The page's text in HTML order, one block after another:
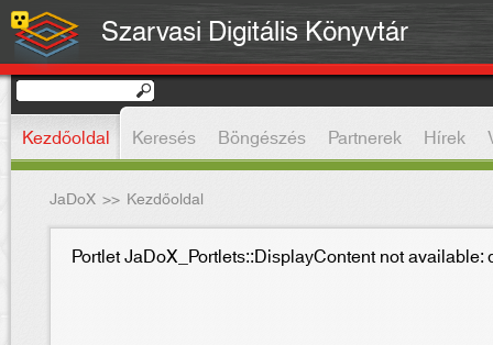
Szarvasi Digitális Könyvtár
Kezdőoldal Keresés Böngészés Partnerek Hírek
JaDoX >> Kezdőoldal
Portlet JaDoX_Portlets::DisplayContent not